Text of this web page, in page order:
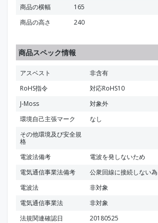
商品の横幅
165
商品の高さ
240
商品スペック情報
アスベスト
非含有
RoHS指令
対応RoHS10
J-Moss
対象外
環境自己主張マーク
なし
その他環境及び安全規
格
電波法備考
電波を発しないため
電気通信事業法備考
公衆回線に接続しない為
電波法
非対象
電気通信事業法
非対象
法規関連確認日
20180525